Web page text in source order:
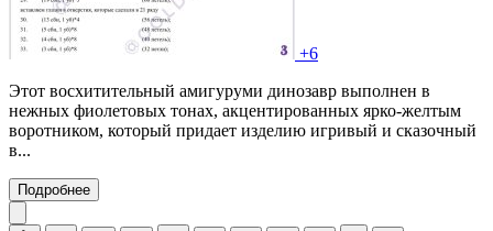
+6
Этот восхитительный амигуруми динозавр выполнен в
нежных фиолетовых тонах, акцентированных ярко-желтым
воротником, который придает изделию игривый и сказочный
в...
Подробнее